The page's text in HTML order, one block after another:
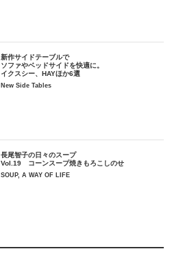
新作サイドテーブルで
ソファやベッドサイドを快適に。
イクスシー、HAYほか6選
New Side Tables
長尾智子の日々のスープ
Vol.19 コーンスープ焼きもろこしのせ
SOUP, A WAY OF LIFE